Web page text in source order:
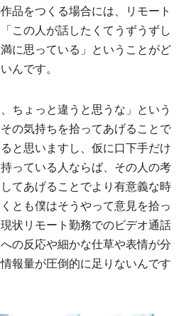
品をつくる場合には、リモート
この人が話したくてうずうずし
に思っている」ということがど
んです。
ちょっと違うと思うな」という
の気持ちを拾ってあげることで
と思いますし、仮に口下手だけ
っている人ならば、その人の考
てあげることでより有意義な時
とも僕はそうやって意見を拾っ
状リモート勤務でのビデオ通話
の反応や細かな仕草や表情が分
報量が圧倒的に足りないんです